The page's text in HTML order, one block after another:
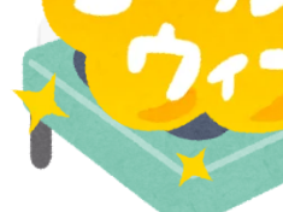
WEB予約する
電話予約する 0438-38-4530
最近のブログ
７月も残りわずか！